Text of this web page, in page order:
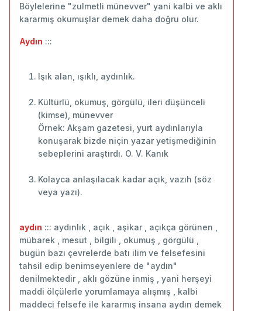
Böylelerine "zulmetli münevver" yani kalbi ve aklı
kararmış okumuşlar demek daha doğru olur.
Aydın :::
Işık alan, ışıklı, aydınlık.
Kültürlü, okumuş, görgülü, ileri düşünceli
(kimse), münevver
Örnek: Akşam gazetesi, yurt aydınlarıyla
konuşarak bizde niçin yazar yetişmediğinin
sebeplerini araştırdı. O. V. Kanık
Kolayca anlaşılacak kadar açık, vazıh (söz
veya yazı).
aydın ::: aydınlık , açık , aşikar , açıkça görünen ,
mübarek , mesut , bilgili , okumuş , görgülü ,
bugün bazı çevrelerde batı ilim ve felsefesini
tahsil edip benimseyenlere de "aydın"
denilmektedir , aklı gözüne inmiş , yani herşeyi
maddi ölçülerle yorumlamaya alışmış , kalbi
maddeci felsefe ile kararmış insana aydın demek